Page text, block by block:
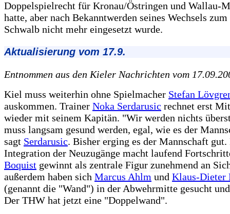
Doppelspielrecht für Kronau/Östringen und Wallau-
hatte, aber nach Bekanntwerden seines Wechsels
Schwalb nicht mehr eingesetzt wurde.
Aktualisierung vom 17.9.
Entnommen aus den Kieler Nachrichten vom
Kiel muss weiterhin ohne Spielmacher Stefan
auskommen. Trainer Noka Serdarusic rechnet erst
wieder mit seinem Kapitän. "Wir werden nichts
muss langsam gesund werden, egal, wie es der
sagt Serdarusic. Bisher erging es der Mannschaft gut.
Integration der Neuzugänge macht laufend
Boquist gewinnt als zentrale Figur zunehmend an
außerdem haben sich Marcus Ahlm und Klaus-Dieter
(genannt die "Wand") in der Abwehrmitte gesucht
Der THW hat jetzt eine "Doppelwand".